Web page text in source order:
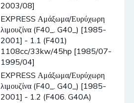
2003/08]
EXPRESS Αμάξωμα/Ευρύχωρη
λιμουζίνα (F40_. G40_) [1985-
2001] - 1.1 (F401)
1108cc/33kw/45hp [1985/07-
1995/04]
EXPRESS Αμάξωμα/Ευρύχωρη
λιμουζίνα (F40_. G40_) [1985-
2001] - 1.2 (F406. G40A)